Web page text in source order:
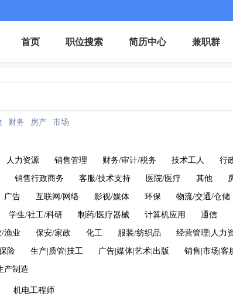
首页 职位搜索 简历中心 兼职群
财务 房产 市场
人力资源 销售管理 财务/审计/税务 技术工人 行
销售行政商务 客服/技术支持 医院/医疗 其他
广告 互联网/网络 影视/媒体 环保 物流/交通/仓储
学生/社工/科研 制药/医疗器械 计算机应用 通信
渔业 保安/家政 化工 服装/纺织品 经营管理|人力
险 生产|质管|技工 广告|媒体|艺术|出版 销售|市场|客
产制造
机电工程师